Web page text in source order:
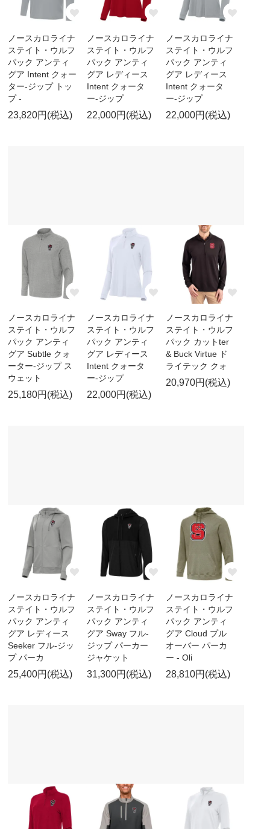
ノースカロライナ
ステイト・ウルフ
パック アンティ
グア Intent クォー
ター-ジップ トッ
プ -
23,820円(税込)
ノースカロライナ
ステイト・ウルフ
パック アンティ
グア レディース
Intent クォータ
ー-ジップ
22,000円(税込)
ノースカロライナ
ステイト・ウルフ
パック アンティ
グア レディース
Intent クォータ
ー-ジップ
22,000円(税込)
ノースカロライナ
ステイト・ウルフ
パック アンティ
グア Subtle クォ
ーター-ジップ ス
ウェット
25,180円(税込)
ノースカロライナ
ステイト・ウルフ
パック アンティ
グア レディース
Intent クォータ
ー-ジップ
22,000円(税込)
ノースカロライナ
ステイト・ウルフ
パック カットter
& Buck Virtue ド
ライテック クォ
20,970円(税込)
ノースカロライナ
ステイト・ウルフ
パック アンティ
グア レディース
Seeker フル-ジッ
プ パーカ
25,400円(税込)
ノースカロライナ
ステイト・ウルフ
パック アンティ
グア Sway フル-
ジップ パーカー
ジャケット
31,300円(税込)
ノースカロライナ
ステイト・ウルフ
パック アンティ
グア Cloud プル
オーバー パーカ
ー - Oli
28,810円(税込)